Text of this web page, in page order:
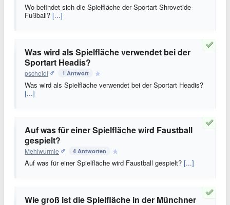
Wo befindet sich die Spielfläche der Sportart Shrovetide-
Fußball? [...]
Was wird als Spielfläche verwendet bei der
Sportart Headis?
pscheidl 1 Antwort
Was wird als Spielfläche verwendet bei der Sportart Headis?
[...]
Auf was für einer Spielfläche wird Faustball
gespielt?
Mehlwurmle 4 Antworten
Auf was für einer Spielfläche wird Faustball gespielt? [...]
Wie groß ist die Spielfläche in der Münchner